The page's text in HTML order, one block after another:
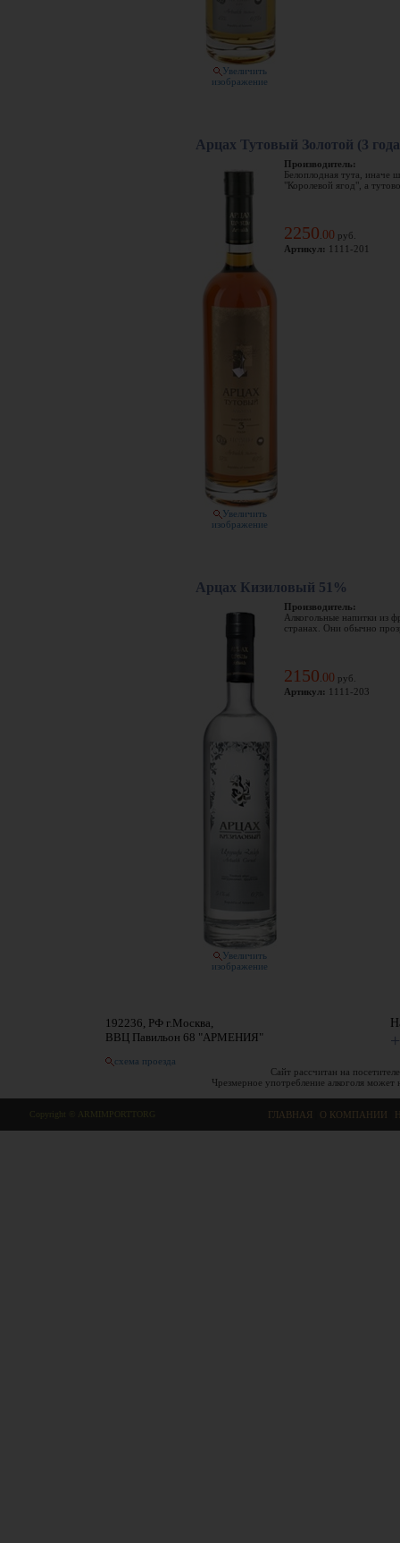
Увеличить
изображение
Арцах Тутовый Золотой (3
Увеличить
изображение
Производитель:
Белоплодная тута, иначе
"Королевой ягод", а
2250 00 руб.
Артикул: 1111-201
Арцах Кизиловый 51%
Увеличить
изображение
Производитель:
Алкогольные напитки из
странах. Они обычно
2150 00 руб.
Артикул: 1111-203
192236, РФ г.Москва,
ВВЦ Павильон 68 "АРМЕНИЯ"
схема проезда
Сайт рассчитан на
Чрезмерное употребление алкоголя
Copyright © ARMIMPORTTORG ГЛАВНАЯ О КОМПАНИИ